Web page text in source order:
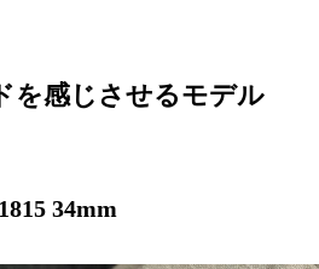
を感じさせるモデル
34mm